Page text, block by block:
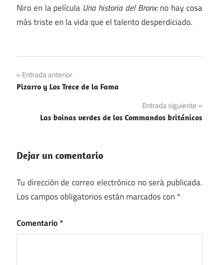
Niro en la película Una historia del Bronx:no hay cosa
más triste en la vida que el talento desperdiciado.
Navegación
de
entradas
Entrada anterior
Pizarro y Los Trece de la Fama
Entrada siguiente
Las boinas verdes de los Commandos británicos
Dejar un comentario
Tu dirección de correo electrónico no será publicada.
Los campos obligatorios están marcados con *
Comentario*